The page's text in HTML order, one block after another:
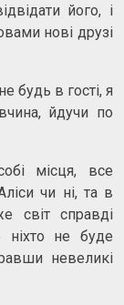
його, і
нові друзі
будь в гості, я
йдучи по
місця, все
чи ні, та в
світ справді
ніхто не буде
невеликі